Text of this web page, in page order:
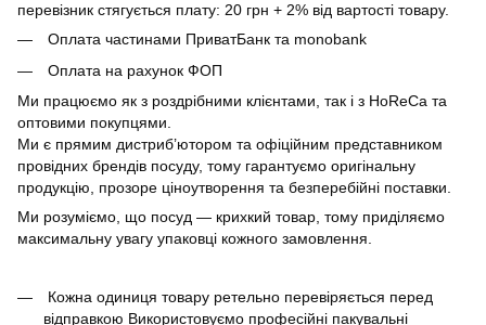
перевізник стягується плату: 20 грн + 2% від вартості товару.
Оплата частинами ПриватБанк та monobank
Оплата на рахунок ФОП
Ми працюємо як з роздрібними клієнтами, так і з HoReCa та
оптовими покупцями.
Ми є прямим дистриб’ютором та офіційним представником
провідних брендів посуду, тому гарантуємо оригінальну
продукцію, прозоре ціноутворення та безперебійні поставки.
Ми розуміємо, що посуд — крихкий товар, тому приділяємо
максимальну увагу упаковці кожного замовлення.
Кожна одиниця товару ретельно перевіряється перед
відправкою Використовуємо професійні пакувальні